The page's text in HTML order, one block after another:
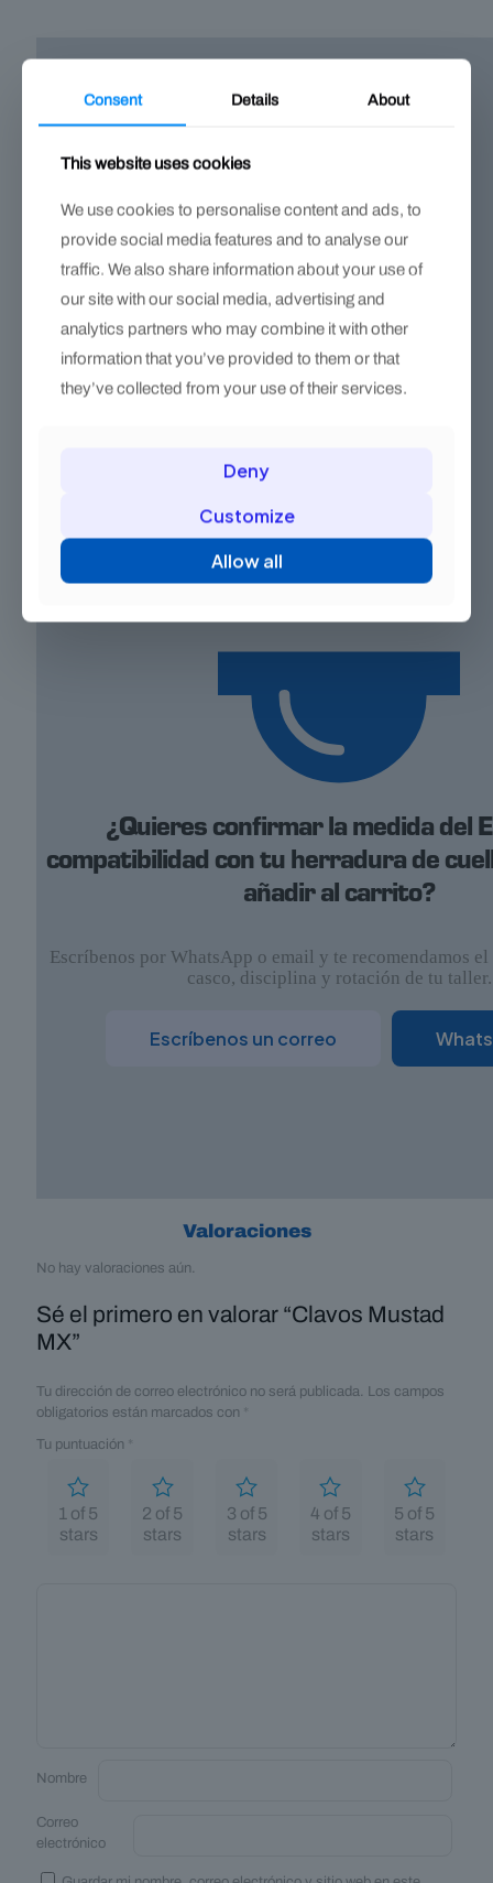
¿Quieres confirmar la medida del
compatibilidad con tu herradura de
añadir al carrito?
Escríbenos por WhatsApp o email y te recomendamos
casco, disciplina y rotación de tu taller.
Escríbenos un correo
Valoraciones
No hay valoraciones aún.
Sé el primero en valorar “Clavos Mustad
MX”
Tu dirección de correo electrónico no será publicada. Los campos
obligatorios están marcados con *
Tu puntuación *
1 of 5
stars
2 of 5
stars
3 of 5
stars
4 of 5
stars
5 of 5
stars
Nombre
Correo
electrónico
Consent Details About
This website uses cookies
We use cookies to personalise content and ads, to
provide social media features and to analyse our
traffic. We also share information about your use of
our site with our social media, advertising and
analytics partners who may combine it with other
information that you’ve provided to them or that
they’ve collected from your use of their services.
Deny
Customize
Allow all